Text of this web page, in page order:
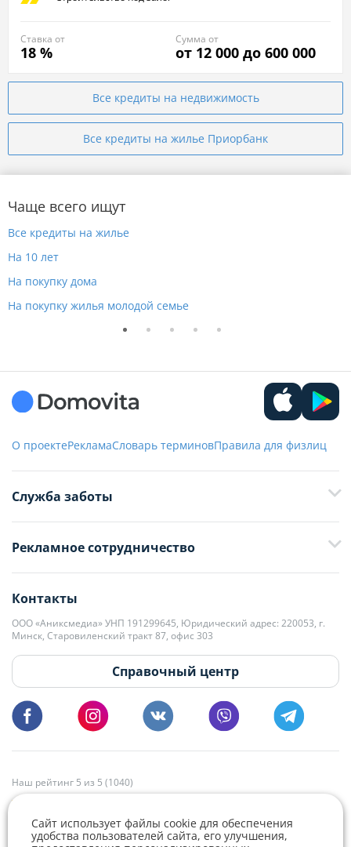
18 %
Ставка от
от 12 000 до 600 000
Сумма от
Все кредиты на недвижимость
Все кредиты на жилье Приорбанк
Чаще всего ищут
Все кредиты на жилье
На 10 лет
На покупку дома
На покупку жилья молодой семье
О проектеРекламаСловарь терминовПравила для физлиц
Служба заботы
+375 29 376-13-70
+375 33 376-13-70
editor@domovita.by
Мы принимаем звонки и отвечаем на письма в будние дни с 9:00 до
18:00.
Рекламное сотрудничество
+375 29 563-15-61 Кристина Филюта
kb@domovita.by
+375 29 179-11-28 Владислав Гладченко
vg@domovita.by
Пишите и звоните нам в будние дни с 8:00 до 20:00.
Контакты
ООО «Аниксмедиа» УНП 191299645, Юридический адрес: 220053, г.
Минск, Старовиленский тракт 87, офис 303
Справочный центр
Наш рейтинг 5 из 5 (1040)
Сайт использует файлы cookie для обеспечения
удобства пользователей сайта, его улучшения,